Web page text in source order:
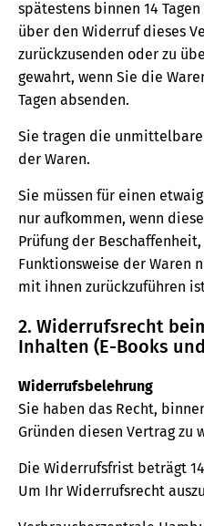
spätestens binnen 14
über den Widerruf dieses
zurückzusenden oder zu
gewahrt, wenn Sie die
Tagen absenden.
Sie tragen die
der Waren.
Sie müssen für einen
nur aufkommen, wenn
Prüfung der
Funktionsweise der Waren
mit ihnen zurückzuführen
2. Widerrufsrecht
Inhalten (E-Books
Widerrufsbelehrung
Sie haben das Recht,
Gründen diesen Vertrag zu
Die Widerrufsfrist beträgt
Um Ihr Widerrufsrecht